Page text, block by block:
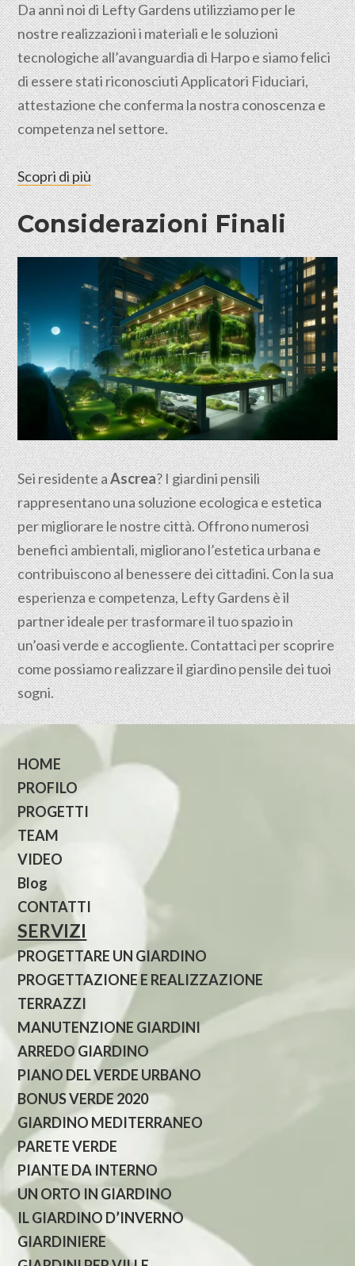
Da anni noi di Lefty Gardens utilizziamo per le
nostre realizzazioni i materiali e le soluzioni
tecnologiche all’avanguardia di Harpo e siamo felici
di essere stati riconosciuti Applicatori Fiduciari,
attestazione che conferma la nostra conoscenza e
competenza nel settore.
Scopri di più
Considerazioni Finali
Sei residente aAscrea? I giardini pensili
rappresentano una soluzione ecologica e estetica
per migliorare le nostre città. Offrono numerosi
benefici ambientali, migliorano l’estetica urbana e
contribuiscono al benessere dei cittadini. Con la sua
esperienza e competenza, Lefty Gardens è il
partner ideale per trasformare il tuo spazio in
un’oasi verde e accogliente. Contattaci per scoprire
come possiamo realizzare il giardino pensile dei tuoi
sogni.
HOME
PROFILO
PROGETTI
TEAM
VIDEO
Blog
CONTATTI
SERVIZI
PROGETTARE UN GIARDINO
PROGETTAZIONE E REALIZZAZIONE
TERRAZZI
MANUTENZIONE GIARDINI
ARREDO GIARDINO
PIANO DEL VERDE URBANO
BONUS VERDE 2020
GIARDINO MEDITERRANEO
PARETE VERDE
PIANTE DA INTERNO
UN ORTO IN GIARDINO
IL GIARDINO D’INVERNO
GIARDINIERE